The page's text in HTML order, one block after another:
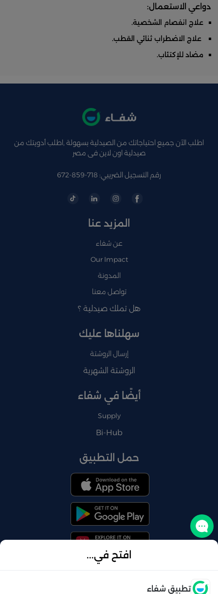
دواعي الاستعمال:
علاج انفصام الشخصية.
علاج الاضطراب ثنائي القطب.
مضاد للإكتئاب.
افتح في...
تطبيق شفاء
اطلب الآن جميع احتياجاتك من الصيدلية بسهولة ,اطلب أدويتك من
صيدلية اون لاين فى مصر
رقم التسجيل الضريبي: 718-859-672
المزيد عنا
عن شفاء
Our Impact
المدونة
تواصل معنا
هل تملك صيدلية ؟
سهلناها عليك
إرسال الروشتة
الروشتة الشهرية
أيضًا في شفاء
Supply
Bi-Hub
حمل التطبيق
تواصل معنا